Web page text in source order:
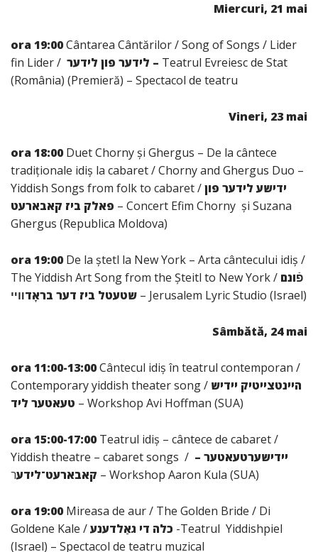
Miercuri, 21 mai
ora 19:00Cântarea Cântărilor / Song of Songs / Lider
fin Lider /
לידער פון לידער – Teatrul Evreiesc de Stat
(România) (Premieră) – Spectacol de teatru
Vineri, 23 mai
ora 18:00 Duet Chorny și Ghergus – De la cântece
tradiționale idiș la cabaret / Chorny and Ghergus Duo –
Yiddish Songs from folk to cabaret /ידישע לידער פון
פאלק ביז קאבארעט – Concert Efim Chorny și Suzana
Ghergus (Republica Moldova)
ora 19:00 De la ștetl la New York – Arta cântecului idiș /
The Yiddish Art Song from the Șteitl to New York / פֿונם
שטעטל ביז דער בראָדװײ – Jerusalem Lyric Studio (Israel)
Sâmbătă, 24 mai
ora 11:00-13:00Cântecul idiș în teatrul contemporan /
Contemporary yiddish theater song / היינטצייטיק יידיש
טעאטער ליד – Workshop Avi Hoffman (SUA)
ora 15:00-17:00 Teatrul idiș – cântece de cabaret /
Yiddish theatre – cabaret songs / יידישערטעאטער –
קאבארעט־לידע ר – Workshop Aaron Kula (SUA)
ora 19:00 Mireasa de aur / The Golden Bride / Di
Goldene Kale /
כלה די גאַלדענע
-Teatrul Yiddishpiel
(Israel) – Spectacol de teatru muzical